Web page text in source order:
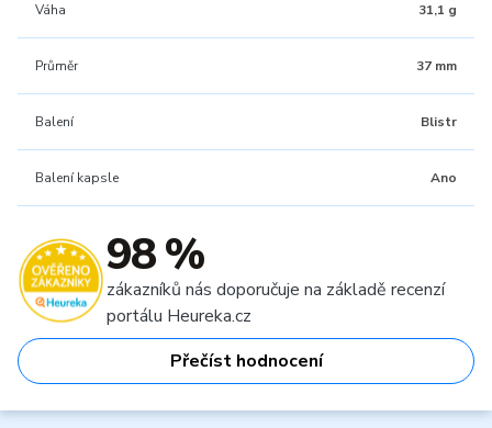
Váha 31,1 g
Průměr 37 mm
Balení Blistr
Balení kapsle Ano
98 %
zákazníků nás doporučuje na základě recenzí
portálu Heureka.cz
Přečíst hodnocení